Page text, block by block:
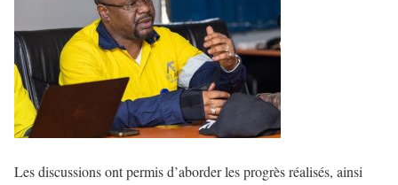
Les discussions ont permis d’aborder les progrès réalisés, ainsi